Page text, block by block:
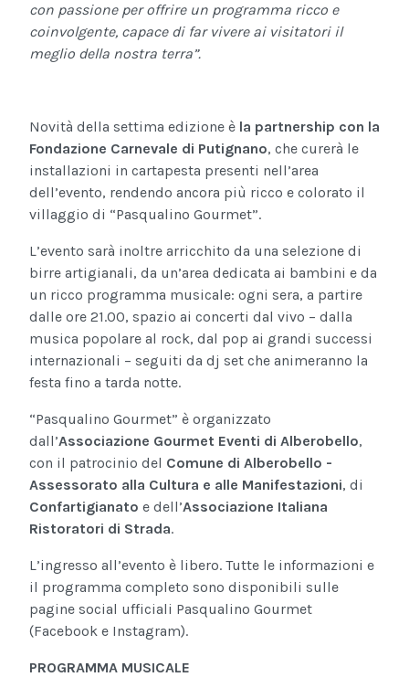
con passione per offrire un programma ricco e
coinvolgente, capace di far vivere ai visitatori il
meglio della nostra terra”.
Novità della settima edizione è la partnership con la
Fondazione Carnevale di Putignano, che curerà le
installazioni in cartapesta presenti nell’area
dell’evento, rendendo ancora più ricco e colorato il
villaggio di “Pasqualino Gourmet”.
L’evento sarà inoltre arricchito da una selezione di
birre artigianali, da un’area dedicata ai bambini e da
un ricco programma musicale: ogni sera, a partire
dalle ore 21.00, spazio ai concerti dal vivo – dalla
musica popolare al rock, dal pop ai grandi successi
internazionali – seguiti da dj set che animeranno la
festa fino a tarda notte.
“Pasqualino Gourmet” è organizzato
dall’Associazione Gourmet Eventi di Alberobello,
con il patrocinio del Comune di Alberobello -
Assessorato alla Cultura e alle Manifestazioni, di
Confartigianato e dell’Associazione Italiana
Ristoratori di Strada.
L’ingresso all’evento è libero. Tutte le informazioni e
il programma completo sono disponibili sulle
pagine social ufficiali Pasqualino Gourmet
(Facebook e Instagram).
PROGRAMMA MUSICALE